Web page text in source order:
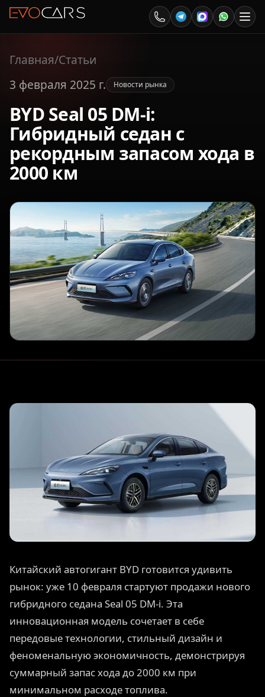
Главная/Статьи
3 февраля 2025 г.
Новости рынка
BYD Seal 05 DM-i:
Гибридный седан с
рекордным запасом хода в
2000 км
Китайский автогигант BYD готовится удивить
рынок: уже 10 февраля стартуют продажи нового
гибридного седана Seal 05 DM-i. Эта
инновационная модель сочетает в себе
передовые технологии, стильный дизайн и
феноменальную экономичность, демонстрируя
суммарный запас хода до 2000 км при
минимальном расходе топлива.